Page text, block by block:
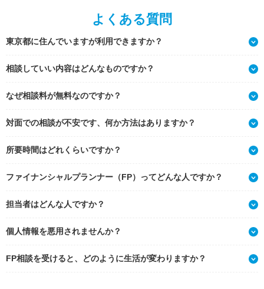
よくある質問
東京都に住んでいますが利用できますか？
相談していい内容はどんなものですか？
なぜ相談料が無料なのですか？
対面での相談が不安です、何か方法はありますか？
所要時間はどれくらいですか？
ファイナンシャルプランナー（FP）ってどんな人ですか？
担当者はどんな人ですか？
個人情報を悪用されませんか？
FP相談を受けると、どのように生活が変わりますか？